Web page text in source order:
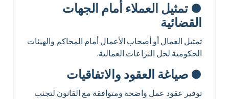
● تمثيل العملاء أمام الجهات
القضائية
تمثيل العمال أو أصحاب الأعمال أمام المحاكم والهيئات
الحكومية لحل النزاعات العمالية.
● صياغة العقود والاتفاقيات
توفير عقود عمل واضحة ومتوافقة مع القانون لتجنب